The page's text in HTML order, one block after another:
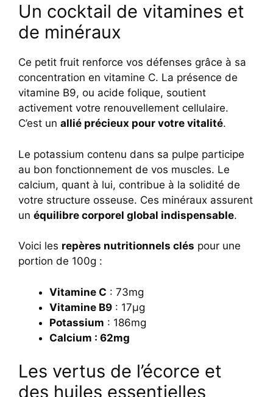
Un cocktail de vitamines et
de minéraux
Ce petit fruit renforce vos défenses grâce à sa
concentration en vitamine C. La présence de
vitamine B9, ou acide folique, soutient
activement votre renouvellement cellulaire.
C’est un allié précieux pour votre vitalité.
Le potassium contenu dans sa pulpe participe
au bon fonctionnement de vos muscles. Le
calcium, quant à lui, contribue à la solidité de
votre structure osseuse. Ces minéraux assurent
un équilibre corporel global indispensable.
Voici les repères nutritionnels clés pour une
portion de 100g :
Vitamine C : 73mg
Vitamine B9 : 17µg
Potassium : 186mg
Calcium : 62mg
Les vertus de l’écorce et
des huiles essentielles